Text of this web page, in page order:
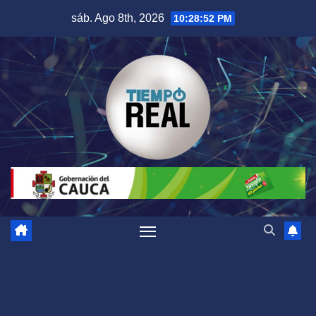
contenido
sáb. Ago 8th, 2026 10:28:53 PM